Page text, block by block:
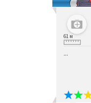
61 м
...